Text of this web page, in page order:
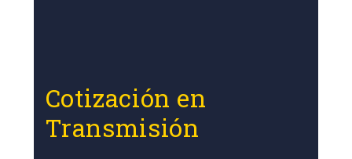
Cotización en
Transmisión